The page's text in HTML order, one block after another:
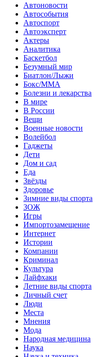
Автоновости
Автособытия
Автоспорт
Автоэксперт
Актеры
Аналитика
Баскетбол
Безумный мир
Биатлон/Лыжи
Бокс/MMA
Болезни и лекарства
В мире
В России
Вещи
Военные новости
Волейбол
Гаджеты
Дети
Дом и сад
Еда
Звёзды
Здоровье
Зимние виды спорта
ЗОЖ
Игры
Импортозамещение
Интернет
Истории
Компании
Криминал
Культура
Лайфхаки
Летние виды спорта
Личный счет
Люди
Места
Мнения
Мода
Народная медицина
Наука